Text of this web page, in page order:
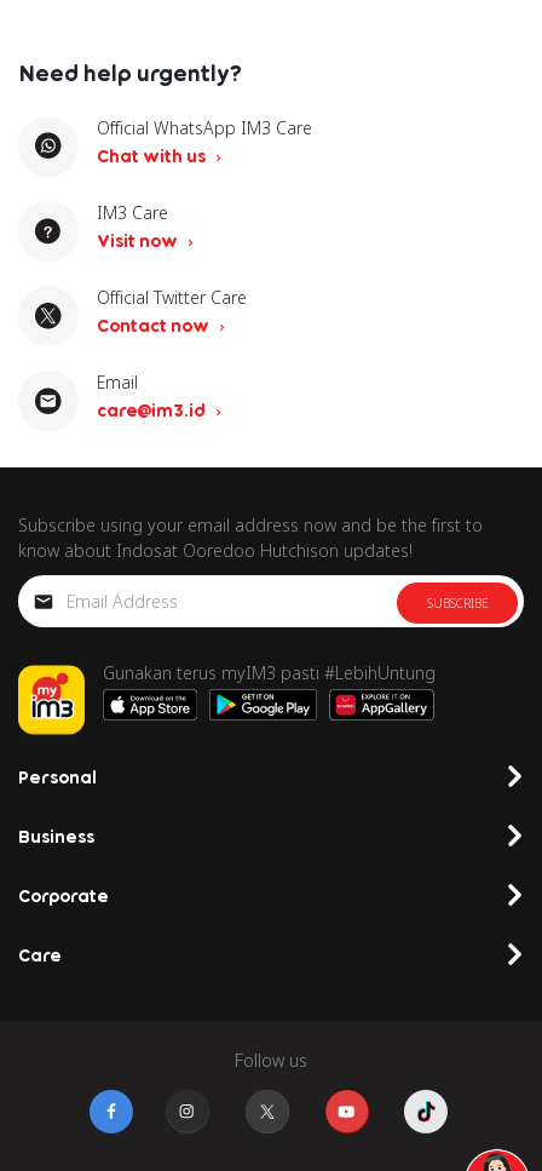
Need help urgently?
Official WhatsApp IM3 Care
Chat with us
IM3 Care
Visit now
Official Twitter Care
Contact now
Email
care@im3.id
Subscribe using your email address now and be the first to
know about Indosat Ooredoo Hutchison updates!
SUBSCRIBE
Gunakan terus myIM3 pasti #LebihUntung
Personal
Business
Corporate
Care
Follow us